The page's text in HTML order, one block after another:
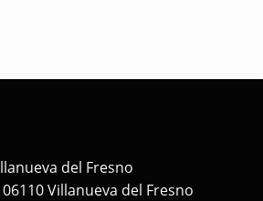
del Fresno
Villanueva del Fresno